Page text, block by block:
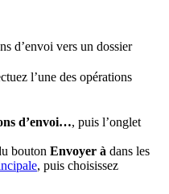
d’envoi vers un dossier
l’une des opérations
d’envoi…, puis l’onglet
bouton Envoyer à dans les
, puis choisissez